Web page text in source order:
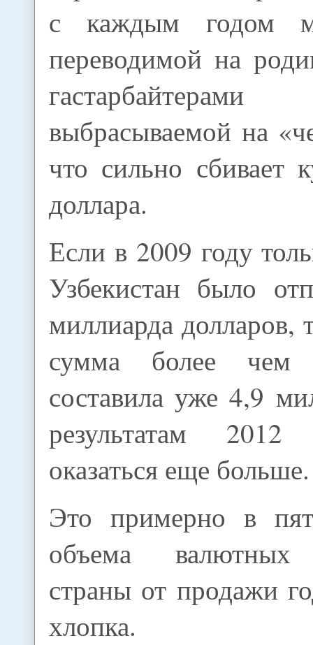
с каждым годом
переводимой на
выбрасываемой на
что сильно сбивает
доллара.
Если в 2009 году
Узбекистан было
миллиарда долларов,
сумма более чем
составила уже 4,9
результатам
оказаться еще больше.
Это примерно в
объема валютных
страны от продажи
хлопка.